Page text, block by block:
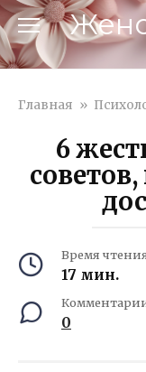
Перейти
к
контенту
Главная »
6
Время
17 мин.
0